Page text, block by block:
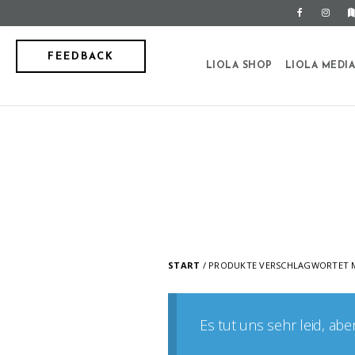
FEEDBACK
LIOLA SHOP LIOLA MEDIA
START / PRODUKTE VERSCHLAGWORTET
Es tut uns sehr leid,